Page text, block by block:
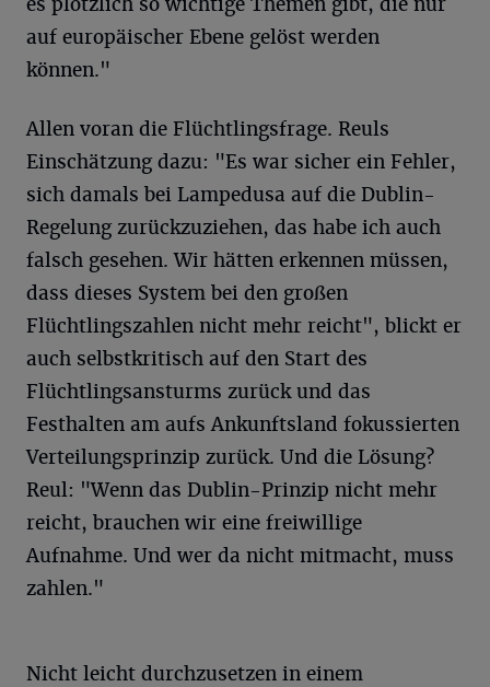
auf europäischer Ebene gelöst werden
können."
Allen voran die Flüchtlingsfrage. Reuls
Einschätzung dazu: "Es war sicher ein Fehler,
sich damals bei Lampedusa auf die Dublin-
Regelung zurückzuziehen, das habe ich auch
falsch gesehen. Wir hätten erkennen müssen,
dass dieses System bei den großen
Flüchtlingszahlen nicht mehr reicht", blickt er
auch selbstkritisch auf den Start des
Flüchtlingsansturms zurück und das
Festhalten am aufs Ankunftsland fokussierten
Verteilungsprinzip zurück. Und die Lösung?
Reul: "Wenn das Dublin-Prinzip nicht mehr
reicht, brauchen wir eine freiwillige
Aufnahme. Und wer da nicht mitmacht, muss
zahlen."
Nicht leicht durchzusetzen in einem